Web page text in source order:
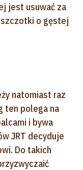
jest usuwać za
o gęstej
natomiast raz
ten polega na
i bywa
JRT decyduje
Do takich